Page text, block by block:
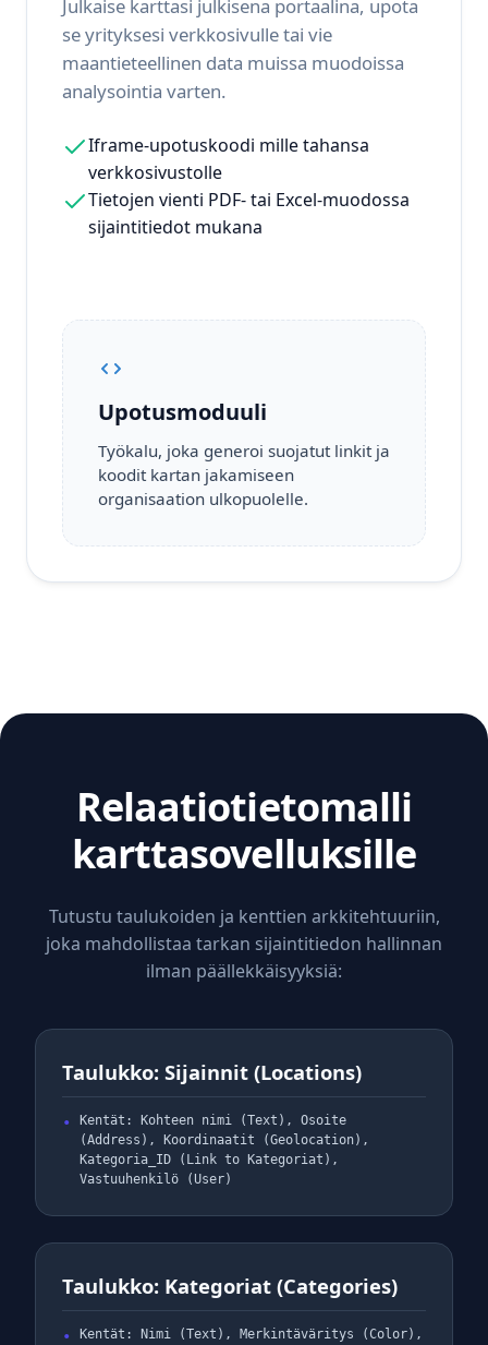
Julkaise karttasi julkisena portaalina, upota
se yrityksesi verkkosivulle tai vie
maantieteellinen data muissa muodoissa
analysointia varten.
Iframe-upotuskoodi mille tahansa
verkkosivustolle
Tietojen vienti PDF- tai Excel-muodossa
sijaintitiedot mukana
Upotusmoduuli
Työkalu, joka generoi suojatut linkit ja
koodit kartan jakamiseen
organisaation ulkopuolelle.
Relaatiotietomalli
karttasovelluksille
Tutustu taulukoiden ja kenttien arkkitehtuuriin,
joka mahdollistaa tarkan sijaintitiedon hallinnan
ilman päällekkäisyyksiä:
Taulukko: Sijainnit (Locations)
Kentät: Kohteen nimi (Text), Osoite
(Address), Koordinaatit (Geolocation),
Kategoria_ID (Link to Kategoriat),
Vastuuhenkilö (User)
Taulukko: Kategoriat (Categories)
Kentät: Nimi (Text), Merkintäväritys (Color),